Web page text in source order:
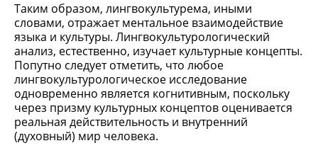
Таким образом, лингвокультурема, иными
словами, отражает ментальное взаимодействие
языка и культуры. Лингвокультурологический
анализ, естественно, изучает культурные концепты.
Попутно следует отметить, что любое
лингвокультурологическое исследование
одновременно является когнитивным, поскольку
через призму культурных концептов оценивается
реальная действительность и внутренний
(духовный) мир человека.